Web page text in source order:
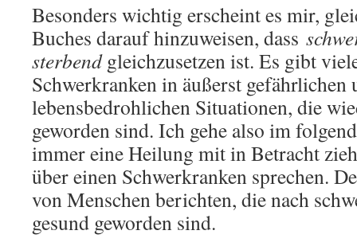
Besonders wichtig erscheint es mir,
Buches darauf hinzuweisen, dass
sterbendgleichzusetzen ist. Es gibt
Schwerkranken in äußerst gefährlichen
lebensbedrohlichen Situationen, die
geworden sind. Ich gehe also im
immer eine Heilung mit in Betracht
über einen Schwerkranken sprechen.
von Menschen berichten, die nach
gesund geworden sind.